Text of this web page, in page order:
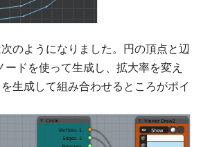
のようになりました。円の頂点と辺
ドを使って生成し、拡大率を変え
生成して組み合わせるところがポイ